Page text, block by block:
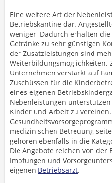
Eine weitere Art der
Betriebskantine dar.
weniger. Dadurch erhalten
Getränke zu sehr günstigen
der Zusatzleistungen sind
Weiterbildungsmöglichkeiten.
Unternehmen verstärkt auf
Zuschüssen für die
eines eigenen
Nebenleistungen
Kinder und Arbeit zu vereinen.
medizinischen Betreuung
gehören ebenfalls in die
Die Angebote reichen von
Impfungen und
eigenen Betriebsarzt.